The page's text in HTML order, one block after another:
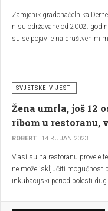
Zamjenik gradonačelnika
nisu održavane od 2002.
su se pojavile na društvenim
SVJETSKE VIJESTI
Žena umrla, još 12
ribom u restoranu,
ROBERT 14 RUJAN 2023
Vlasi su na restoranu provele
ne može isključiti mogućnost
inkubacijski period bolesti dug